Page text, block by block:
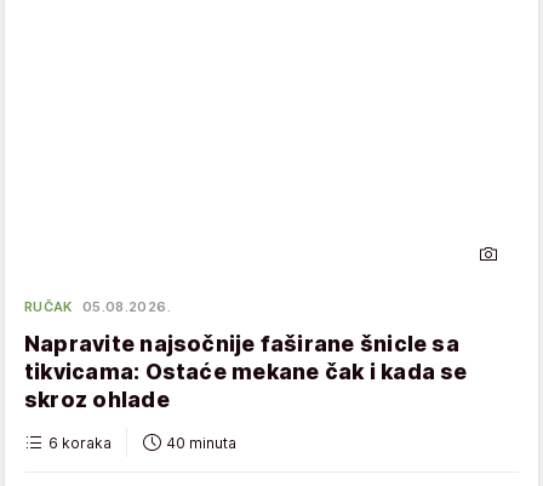
RUČAK 05.08.2026.
Napravite najsočnije faširane šnicle sa
tikvicama: Ostaće mekane čak i kada se
skroz ohlade
6 koraka 40 minuta